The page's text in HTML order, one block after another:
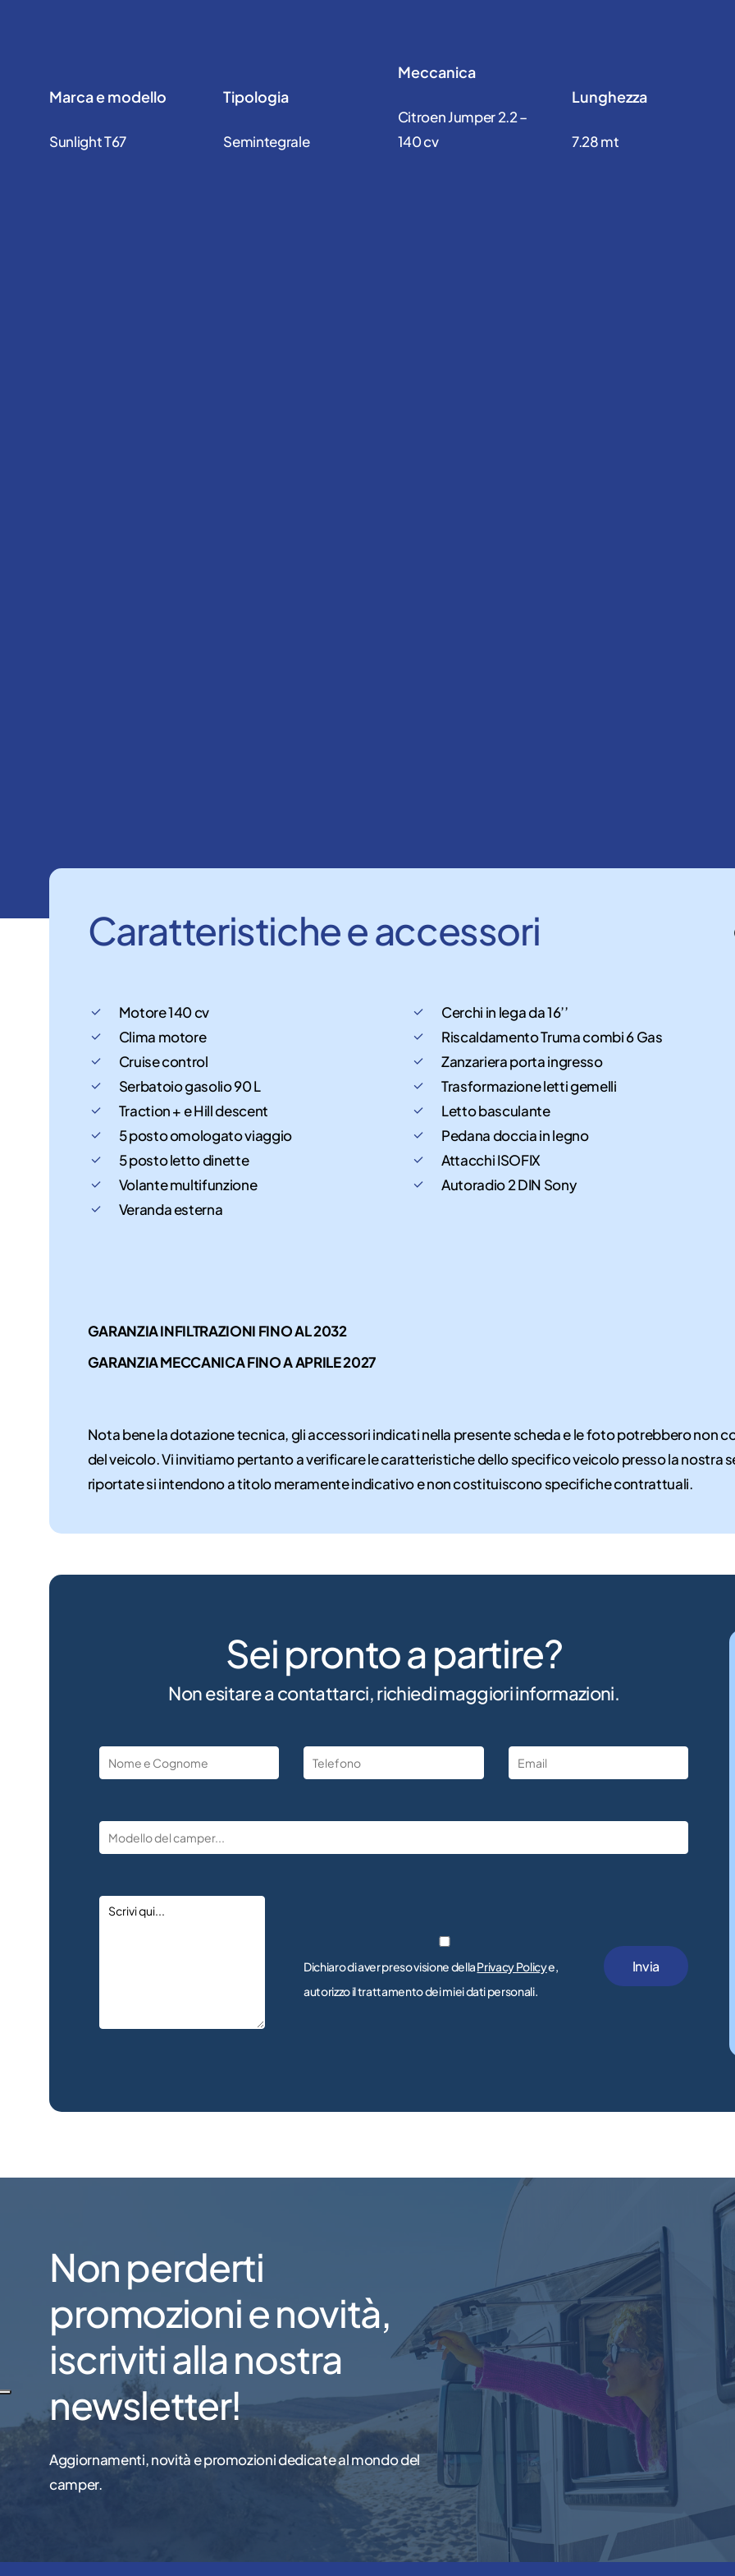
Marca e modello
Sunlight T67
Tipologia
Semintegrale
Meccanica
Citroen Jumper 2.2 –
140 cv
Lunghezza
7.28 mt
Caratteristicheeaccessori
Motore 140 cv
Clima motore
Cruise control
Serbatoio gasolio 90 L
Traction + e Hill descent
5 posto omologato viaggio
5 posto letto dinette
Volante multifunzione
Veranda esterna
Cerchi in lega da 16’’
Riscaldamento Truma combi 6 Gas
Zanzariera porta ingresso
Trasformazione letti gemelli
Letto basculante
Pedana doccia in legno
Attacchi ISOFIX
Autoradio 2 DIN Sony
GARANZIA INFILTRAZIONI FINO AL 2032
GARANZIA MECCANICA FINO A APRILE 2027
Nota bene la dotazione tecnica, gli accessori indicati nella presente scheda e le foto potrebbero non
del veicolo. Vi invitiamo pertanto a verificare le caratteristiche dello specifico veicolo presso la nostra
riportate si intendono a titolo meramente indicativo e non costituiscono specifiche contrattuali.
Sei pronto a partire?
Non esitare a contattarci, richiedi maggiori informazioni.
Dichiaro di aver preso visione dellaPrivacy Policye,
autorizzo il trattamento dei miei dati personali.
Non perderti
promozioni e novità,
iscriviti alla nostra
newsletter!
Aggiornamenti, novità e promozioni dedicate al mondo del
camper.